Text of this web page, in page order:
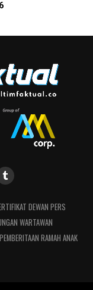
DEWAN PERS
WARTAWAN
RAMAH ANAK